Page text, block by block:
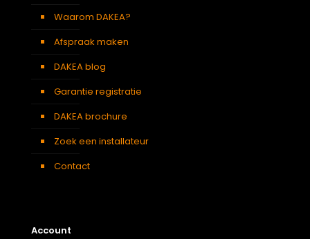
Waarom DAKEA?
Afspraak maken
DAKEA blog
Garantie registratie
DAKEA brochure
Zoek een installateur
Contact
Account